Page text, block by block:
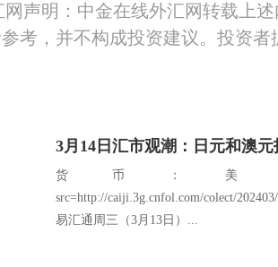
网声明：中金在线外汇网转载上
考，并不构成投资建议。投资
3月14日汇市观潮：日元和澳
货币：
src=http://caiji.3g.cnfol.com/colect/
易汇通周三（3月13日）...